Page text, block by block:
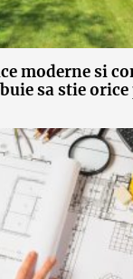
moderne si
sa stie